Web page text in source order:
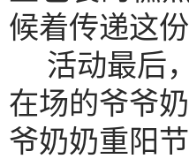
候着传递这
活动最后
在场的爷爷
爷奶奶重阳